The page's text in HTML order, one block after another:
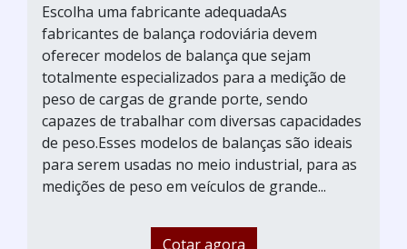
Escolha uma fabricante adequadaAs
fabricantes de balança rodoviária devem
oferecer modelos de balança que sejam
totalmente especializados para a medição de
peso de cargas de grande porte, sendo
capazes de trabalhar com diversas capacidades
de peso.Esses modelos de balanças são ideais
para serem usadas no meio industrial, para as
medições de peso em veículos de grande...
Cotar agora